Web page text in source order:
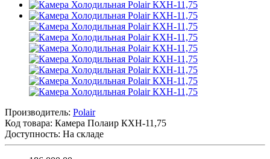
Производитель: Polair
Код товара: Камера Полаир КХН-11,75
Доступность: На складе